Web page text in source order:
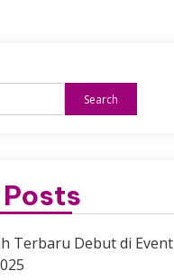
Search
Terbaru Debut di Event